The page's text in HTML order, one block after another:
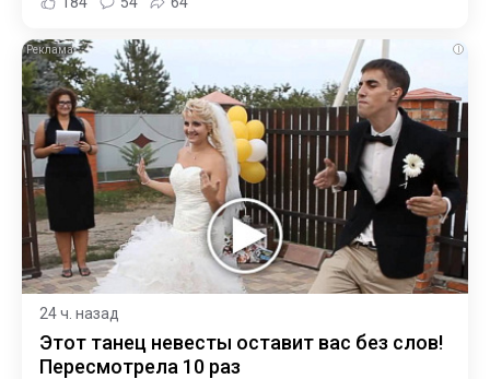
i
24 ч. назад
Этот танец невесты оставит вас без слов!
Пересмотрела 10 раз